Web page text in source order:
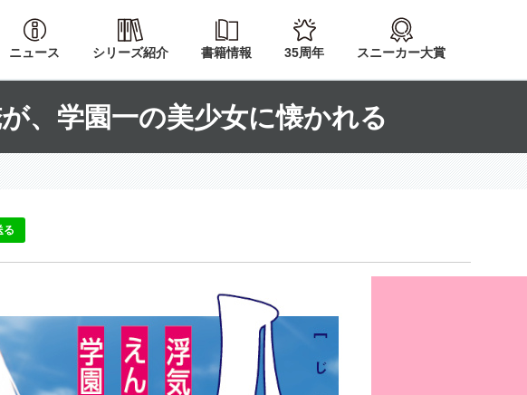
ニュース シリーズ紹介 書籍情報 35周年 スニーカー大賞
、学園一の美少女に懐かれる
る